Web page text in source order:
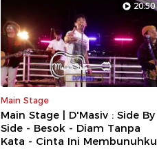
20:50
Main Stage
Main Stage | D'Masiv : Side By
Side - Besok - Diam Tanpa
Kata - Cinta Ini Membunuhku